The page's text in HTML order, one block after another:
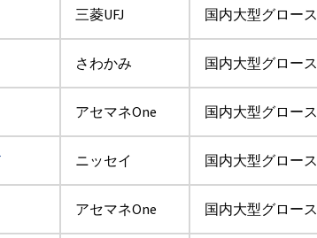
三菱UFJ 国内大型グロース
さわかみ 国内大型グロース
アセマネOne 国内大型グロース
ニッセイ 国内大型グロース
アセマネOne 国内大型グロース